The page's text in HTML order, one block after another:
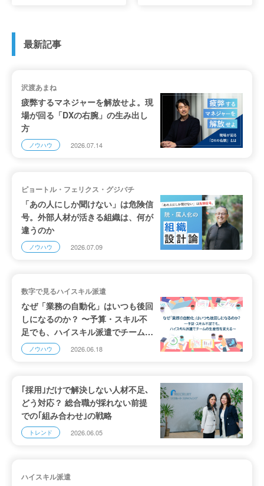
最新記事
沢渡あまね
疲弊するマネジャーを解放せよ。現
場が回る「DXの右腕」の生み出し
方
ノウハウ 2026.07.14
ピョートル・フェリクス・グジバチ
「あの人にしか聞けない」は危険信
号。外部人材が活きる組織は、何が
違うのか
ノウハウ 2026.07.09
数字で見るハイスキル派遣
なぜ「業務の自動化」はいつも後回
しになるのか？ 〜予算・スキル不
足でも、ハイスキル派遣でチームの
生産性を変える〜
ノウハウ 2026.06.18
｢採用｣だけで解決しない人材不足､
どう対応？ 総合職が採れない前提
での｢組み合わせ｣の戦略
トレンド 2026.06.05
ハイスキル派遣